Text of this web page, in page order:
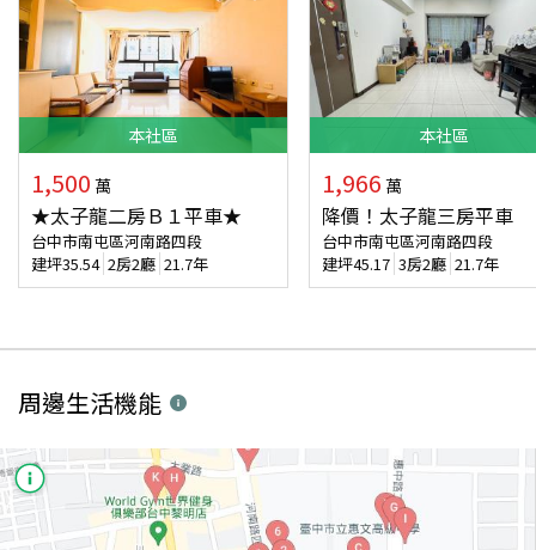
本社區
1,500 萬
★太子龍二房Ｂ１平車★
台中市南屯區河南路四段
建坪35.54 2房2廳 21.7年
本社區
1,966 萬
降價！太子龍三房平車
台中市南屯區河南路四段
建坪45.17 3房2廳 21.7年
周邊生活機能